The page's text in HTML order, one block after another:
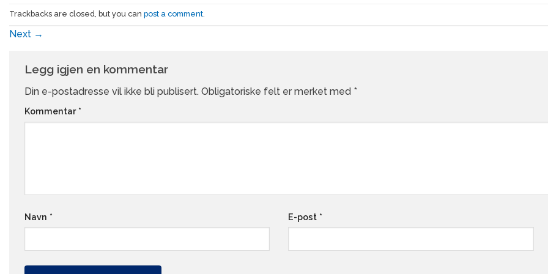
Trackbacks are closed, but you can post a comment
Next →
Legg igjen en kommentar
Din e-postadresse vil ikke bli publisert. Obligatoriske felt er merket med *
Kommentar *
Navn * E-post *